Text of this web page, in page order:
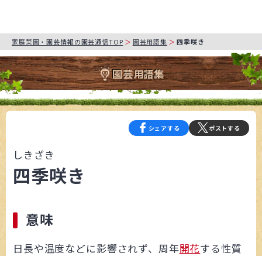
家庭菜園・園芸情報の園芸通信TOP 園芸用語集 四季咲き
園芸用語集
シェアする ポストする
しきざき
四季咲き
意味
日長や温度などに影響されず、周年開花する性質